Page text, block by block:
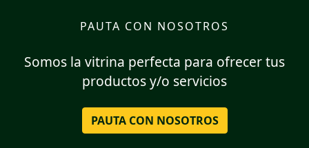
PAUTA CON NOSOTROS
Somos la vitrina perfecta para ofrecer tus
productos y/o servicios
PAUTA CON NOSOTROS